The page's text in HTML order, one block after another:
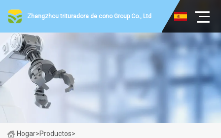
Zhangzhou trituradora de cono Group Co., Ltd
Hogar>Productos>